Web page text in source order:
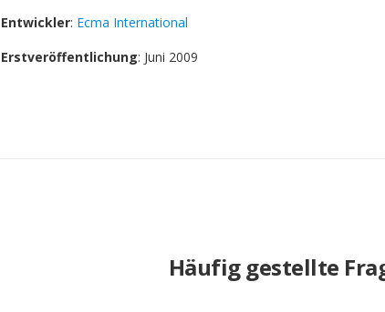
Entwickler: Ecma International
Erstveröffentlichung: Juni 2009
Häufig gestellte